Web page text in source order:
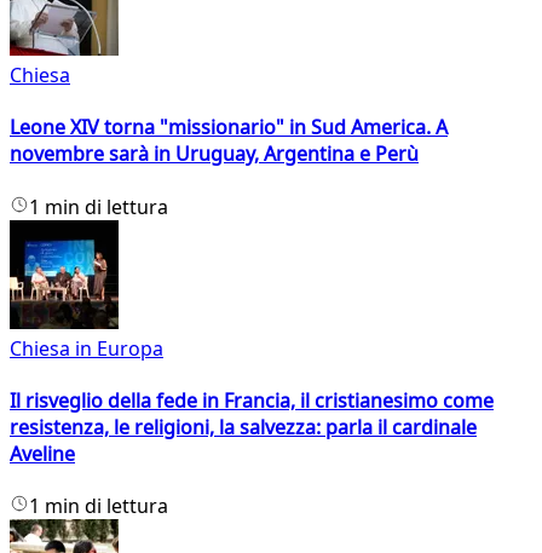
Chiesa
Leone XIV torna "missionario" in Sud America. A
novembre sarà in Uruguay, Argentina e Perù
1 min di lettura
Chiesa in Europa
Il risveglio della fede in Francia, il cristianesimo come
resistenza, le religioni, la salvezza: parla il cardinale
Aveline
1 min di lettura